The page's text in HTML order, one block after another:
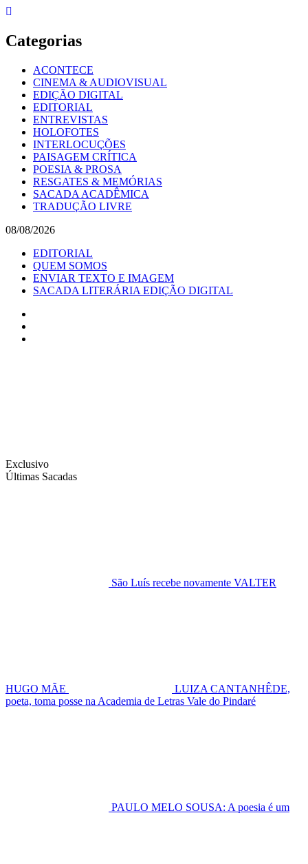
Skip
content
Categorias
ACONTECE
CINEMA & AUDIOVISUAL
EDIÇÃO DIGITAL
EDITORIAL
ENTREVISTAS
HOLOFOTES
INTERLOCUÇÕES
PAISAGEM CRÍTICA
POESIA & PROSA
RESGATES & MEMÓRIAS
SACADA ACADÊMICA
TRADUÇÃO LIVRE
08/08/2026
EDITORIAL
QUEM SOMOS
ENVIAR TEXTO E IMAGEM
SACADA LITERÁRIA EDIÇÃO DIGITAL
Exclusivo
Últimas Sacadas
São Luís recebe novamente VALTER
HUGO MÃE
LUIZA CANTANHÊDE,
poeta, toma posse na Academia de Letras Vale do Pindaré
PAULO MELO SOUSA: A poesia é um